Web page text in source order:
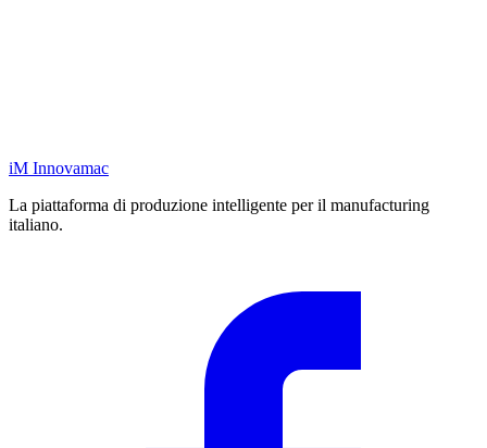
iM Innovamac
La piattaforma di produzione intelligente per il manufacturing
italiano.